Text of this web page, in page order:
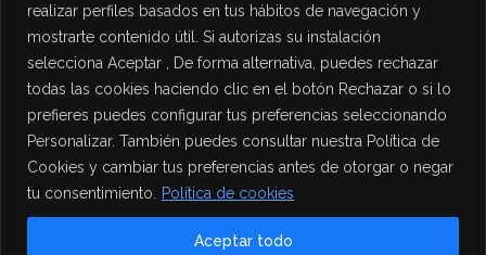
realizar perfiles basados en tus hábitos de navegación y
mostrarte contenido útil. Si autorizas su instalación
selecciona Aceptar , De forma alternativa, puedes rechazar
todas las cookies haciendo clic en el botón Rechazar o si lo
prefieres puedes configurar tus preferencias seleccionando
Personalizar. También puedes consultar nuestra Política de
Cookies y cambiar tus preferencias antes de otorgar o negar
tu consentimiento.
Política de cookies
Aceptar todo
Política de Privacidad
Política de Cookies
Aviso Legal